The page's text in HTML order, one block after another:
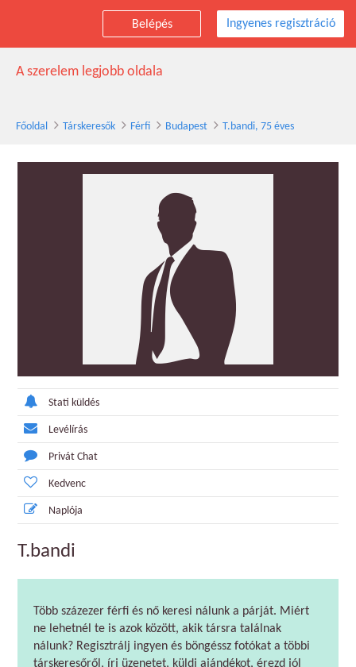
Belépés Ingyenes regisztráció
T.bandi társkereső férfi, 75 éves, Budapest
A szerelem legjobb oldala
Főoldal Társkeresők Férfi Budapest T.bandi, 75 éves
Stati küldés
Levélírás
Privát Chat
Kedvenc
Naplója
T.bandi
Több százezer férfi és nő keresi nálunk a párját. Miért
ne lehetnél te is azok között, akik társra találnak
nálunk? Regisztrálj ingyen és böngéssz fotókat a többi
társkeresőről, írj üzenetet, küldj ajándékot, érezd jól